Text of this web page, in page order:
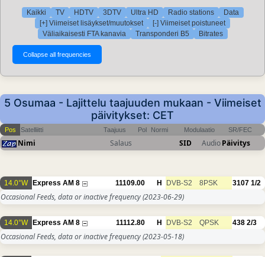
Kaikki TV HDTV 3DTV Ultra HD Radio stations
Data
[+] Viimeiset lisäykset/muutokset
[-] Viimeiset poistuneet
Väliaikaisesti FTA kanavia
Transponderi B5 Bitrates
5 Osumaa - Lajittelu taajuuden mukaan - Viimeiset
päivitykset: CET
Pos Satelliitti Taajuus Pol Normi Modulaatio SR/FEC
Nimi Salaus SID AudioPäivitys
14.0°W Express AM 8 11109.00 H DVB-S2 8PSK 3107 1/2
Occasional Feeds, data or inactive frequency(2023-06-29)
14.0°W Express AM 8 11112.80 H DVB-S2 QPSK 438 2/3
Occasional Feeds, data or inactive frequency(2023-05-18)